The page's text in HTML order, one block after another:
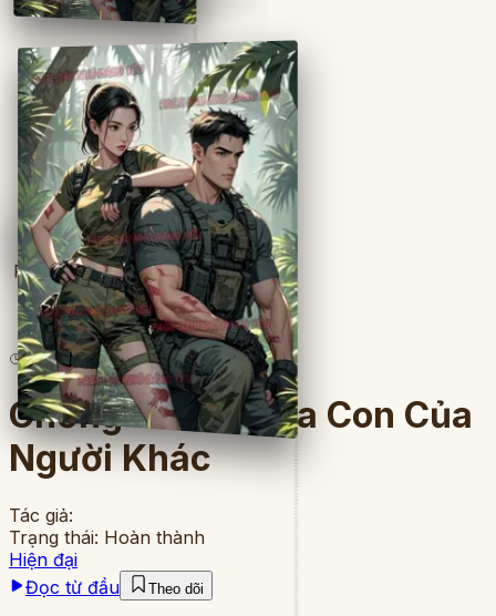
Full
4lượt đọc· 8chương
Chồng Tôi Và Đứa Con Của
Người Khác
Tác giả:
Trạng thái: Hoàn thành
Hiện đại
Đọc từ đầu
Theo dõi